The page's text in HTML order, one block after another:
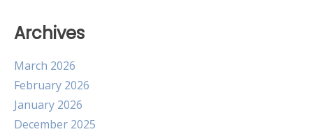
Archives
March 2026
February 2026
January 2026
December 2025